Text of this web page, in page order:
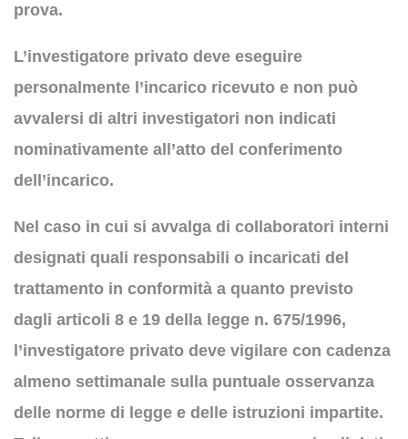
prova.
L’investigatore privato deve eseguire
personalmente l’incarico ricevuto e non può
avvalersi di altri investigatori non indicati
nominativamente all’atto del conferimento
dell’incarico.
Nel caso in cui si avvalga di collaboratori interni
designati quali responsabili o incaricati del
trattamento in conformità a quanto previsto
dagli articoli 8 e 19 della legge n. 675/1996,
l’investigatore privato deve vigilare con cadenza
almeno settimanale sulla puntuale osservanza
delle norme di legge e delle istruzioni impartite.